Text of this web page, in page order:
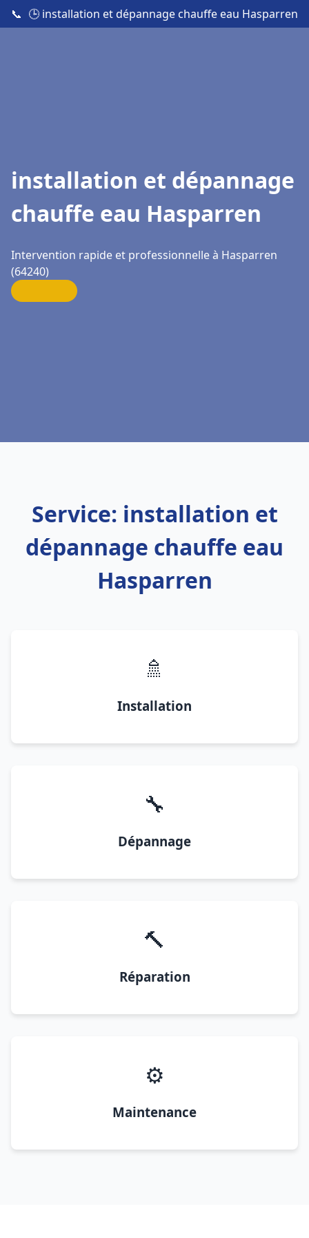
📞 🕒 installation et dépannage chauffe eau Hasparren
installation et dépannage
chauffe eau Hasparren
Intervention rapide et professionnelle à Hasparren
(64240)
Service: installation et
dépannage chauffe eau
Hasparren
🚿
Installation
🔧
Dépannage
🔨
Réparation
⚙️
Maintenance